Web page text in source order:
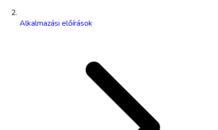
Alkalmazási előírások